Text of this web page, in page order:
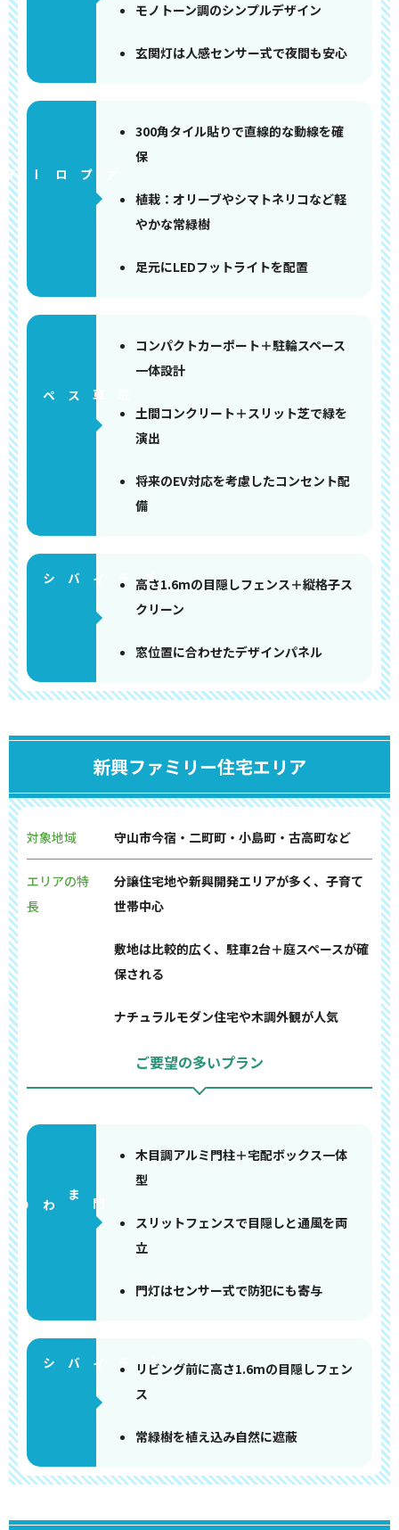
モノトーン調のシンプルデザイン
玄関灯は人感センサー式で夜間も安心
アプローチ
300角タイル貼りで直線的な動線を確
保
植栽：オリーブやシマトネリコなど軽
やかな常緑樹
足元にLEDフットライトを配置
コンパクトカーポート＋駐輪スペース
一体設計
土間コンクリート＋スリット芝で緑を
演出
将来のEV対応を考慮したコンセント配
備
高さ1.6mの目隠しフェンス＋縦格子ス
クリーン
窓位置に合わせたデザインパネル
新興ファミリー住宅エリア
対象地域 守山市今宿・二町町・小島町・古高町など
エリアの特
長
分譲住宅地や新興開発エリアが多く、子育て
世帯中心
敷地は比較的広く、駐車2台＋庭スペースが確
保される
ナチュラルモダン住宅や木調外観が人気
ご要望の多いプラン
門まわり
木目調アルミ門柱＋宅配ボックス一体
型
スリットフェンスで目隠しと通風を両
立
門灯はセンサー式で防犯にも寄与
リビング前に高さ1.6mの目隠しフェン
ス
常緑樹を植え込み自然に遮蔽